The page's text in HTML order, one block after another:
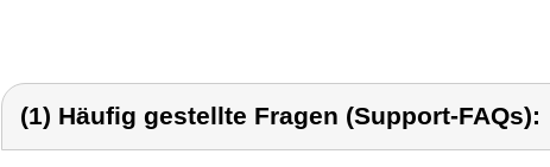
(1) Häufig gestellte Fragen (Support-FAQs):